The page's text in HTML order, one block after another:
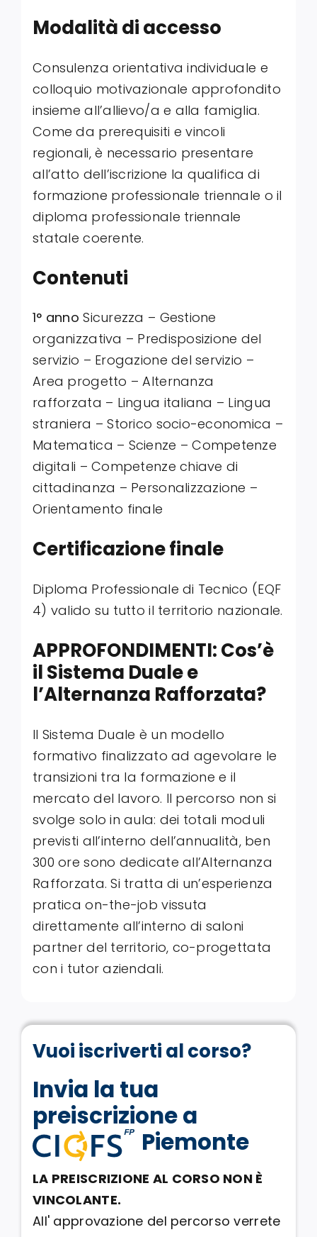
Modalità di accesso
Consulenza orientativa individuale e
colloquio motivazionale approfondito
insieme all’allievo/a e alla famiglia.
Come da prerequisiti e vincoli
regionali, è necessario presentare
all’atto dell’iscrizione la qualifica di
formazione professionale triennale o il
diploma professionale triennale
statale coerente.
Contenuti
1° anno Sicurezza – Gestione
organizzativa – Predisposizione del
servizio – Erogazione del servizio –
Area progetto – Alternanza
rafforzata – Lingua italiana – Lingua
straniera – Storico socio-economica –
Matematica – Scienze – Competenze
digitali – Competenze chiave di
cittadinanza – Personalizzazione –
Orientamento finale
Certificazione finale
Diploma Professionale di Tecnico (EQF
4) valido su tutto il territorio nazionale.
APPROFONDIMENTI: Cos’è
il Sistema Duale e
l’Alternanza Rafforzata?
Il Sistema Duale è un modello
formativo finalizzato ad agevolare le
transizioni tra la formazione e il
mercato del lavoro. Il percorso non si
svolge solo in aula: dei totali moduli
previsti all’interno dell’annualità, ben
300 ore sono dedicate all’Alternanza
Rafforzata. Si tratta di un’esperienza
pratica on-the-job vissuta
direttamente all’interno di saloni
partner del territorio, co-progettata
con i tutor aziendali.
Vuoi iscriverti al corso?
Invia la tua
preiscrizione a
Piemonte
LA PREISCRIZIONE AL CORSO NON È
VINCOLANTE.
All' approvazione del percorso verrete